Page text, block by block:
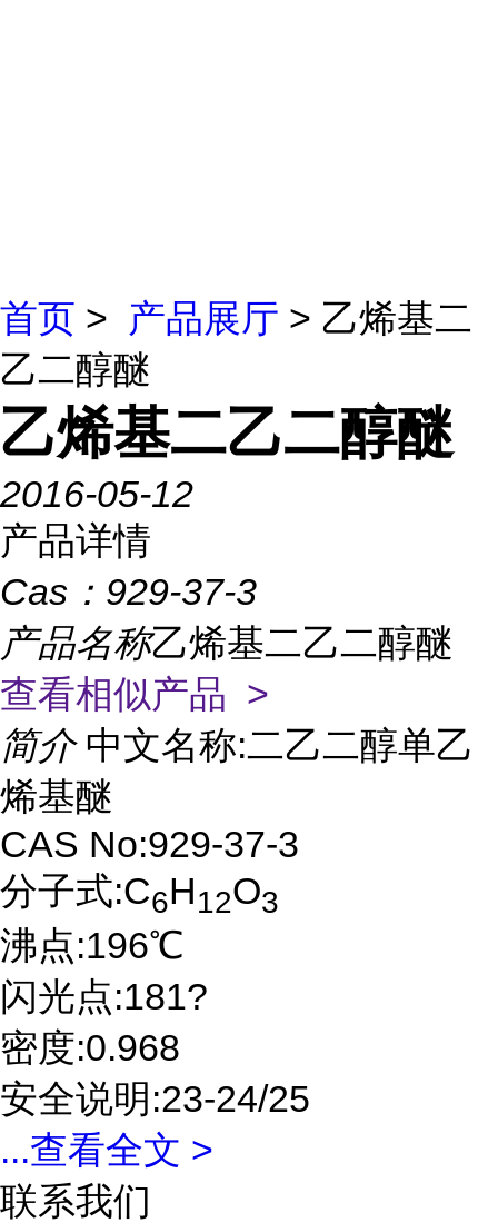
首页 > 产品展厅 > 乙烯基二
乙二醇醚
乙烯基二乙二醇醚
2016-05-12
产品详情
Cas： 929-37-3
产品名称乙烯基二乙二醇醚
查看相似产品 >
简介 中文名称:二乙二醇单乙
烯基醚
CAS No:929-37-3
分子式:C6H12O3
沸点:196℃
闪光点:181?
密度:0.968
安全说明:23-24/25
...查看全文 >
联系我们